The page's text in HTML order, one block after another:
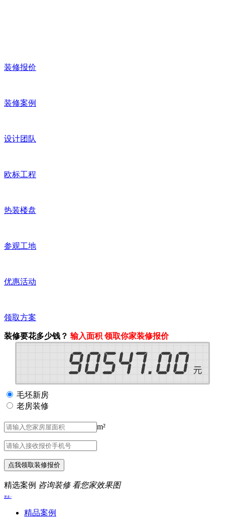
装修报价
装修案例
设计团队
欧标工程
热装楼盘
参观工地
优惠活动
领取方案
装修要花多少钱？ 输入面积 领取你家装修报价
毛坯新房
老房装修
m²
点我领取装修报价
精选案例 咨询装修 看您家效果图
更多>
精品案例